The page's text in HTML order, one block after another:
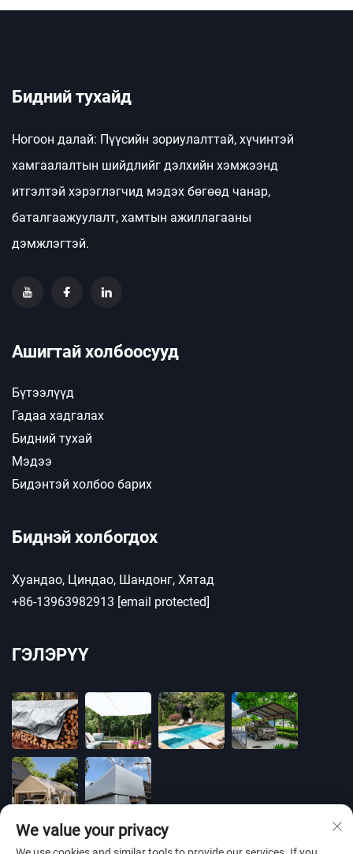
Бидний тухайд
Ногоон далай: Пүүсийн зориулалттай, хүчинтэй
хамгаалалтын шийдлийг дэлхийн хэмжээнд
итгэлтэй хэрэглэгчид мэдэх бөгөөд чанар,
баталгаажуулалт, хамтын ажиллагааны
дэмжлэгтэй.
Ашигтай холбоосууд
Бүтээлүүд
Гадаа хадгалах
Бидний тухай
Мэдээ
Бидэнтэй холбоо барих
Биднэй холбогдох
Хуандао, Циндао, Шандонг, Хятад
+86-13963982913 [email protected]
ГЭЛЭРҮҮ
We value your privacy